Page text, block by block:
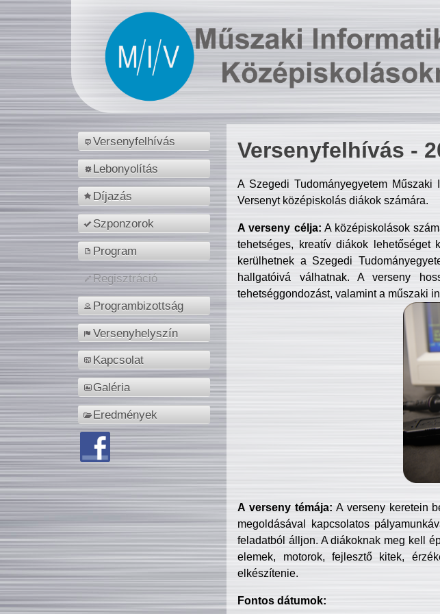
Versenyfelhívás
Lebonyolítás
Díjazás
Szponzorok
Program
Regisztráció
Programbizottság
Versenyhelyszín
Kapcsolat
Galéria
Eredmények
Versenyfelhívás -
A Szegedi Tudományegyetem
Versenyt középiskolás diákok számára.
A verseny célja: A középiskolások
tehetséges, kreatív diákok lehetőséget
kerülhetnek a Szegedi
hallgatóivá válhatnak. A verseny
tehetséggondozást, valamint a műszaki
A verseny témája: A verseny keretein
megoldásával kapcsolatos
feladatból álljon. A diákoknak meg kell
elemek, motorok, fejlesztő kitek,
elkészítenie.
Fontos dátumok: